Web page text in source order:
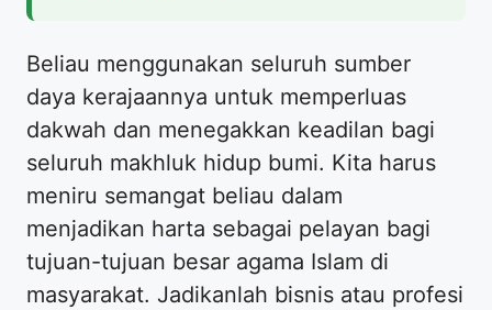
Beliau menggunakan seluruh sumber
daya kerajaannya untuk memperluas
dakwah dan menegakkan keadilan bagi
seluruh makhluk hidup bumi. Kita harus
meniru semangat beliau dalam
menjadikan harta sebagai pelayan bagi
tujuan-tujuan besar agama Islam di
masyarakat. Jadikanlah bisnis atau profesi